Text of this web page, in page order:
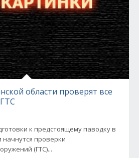
области проверят все
к предстоящему паводку в
начнутся проверки
(ГТС)...